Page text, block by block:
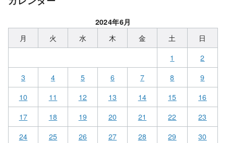
2024年6月
月 火 水 木 金 土
日
1
2
3
4 5 6 7 8
9
10
11 12 13 14 15
16
17
18 19 20 21 22
23
24
25 26 27 28 29
30